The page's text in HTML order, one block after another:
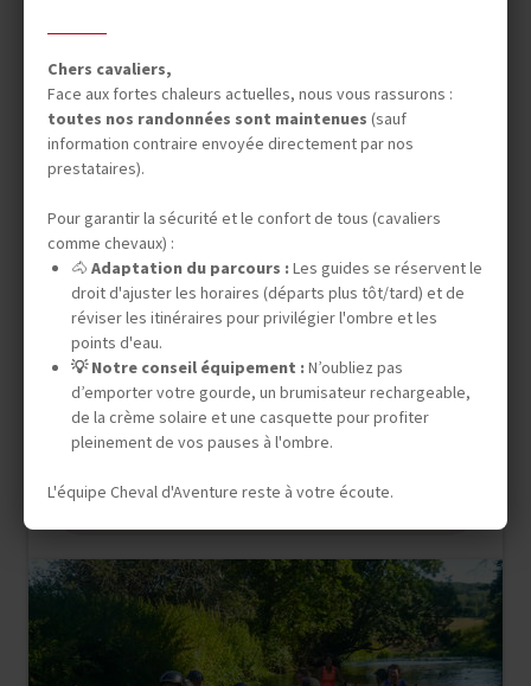
COURT SEJOUR FRANCE / BOURGOGNE - FRANCHE-COMTÉ
WEEK-END AU GALOP EN
CÔTE D'OR
2 à 4 jours (2 à 4 jours à cheval)
280 €
DÉPARTS GARANTIS
Chers cavaliers,
Face aux fortes chaleurs actuelles, nous vous rassurons :
toutes nos randonnées sont maintenues (sauf
information contraire envoyée directement par nos
prestataires).
Pour garantir la sécurité et le confort de tous (cavaliers
comme chevaux) :
🐴 Adaptation du parcours :Les guides se réservent le
droit d'ajuster les horaires (départs plus tôt/tard) et de
réviser les itinéraires pour privilégier l'ombre et les
points d'eau.
💡 Notre conseil équipement :N’oubliez pas
d’emporter votre gourde, un brumisateur rechargeable,
de la crème solaire et une casquette pour profiter
pleinement de vos pauses à l'ombre.
L'équipe Cheval d'Aventure reste à votre écoute.